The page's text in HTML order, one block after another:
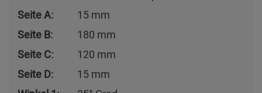
Seite A:
15 mm
Seite B:
180 mm
Seite C:
120 mm
Seite D:
15 mm